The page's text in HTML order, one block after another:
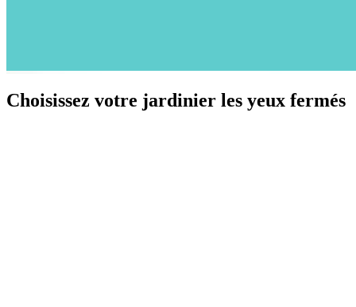
Choisissez votre jardinier les yeux fermés